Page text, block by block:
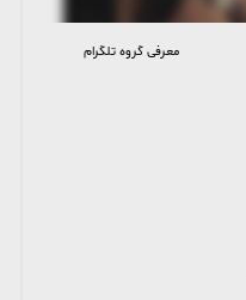
معرفی گروه تلگرام